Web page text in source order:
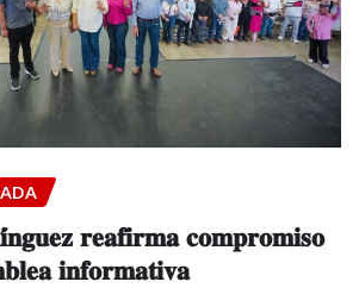
𝐫𝐞𝐚𝐟𝐢𝐫𝐦𝐚 𝐜𝐨𝐦𝐩𝐫𝐨𝐦𝐢𝐬𝐨
𝐢𝐧𝐟𝐨𝐫𝐦𝐚𝐭𝐢𝐯𝐚